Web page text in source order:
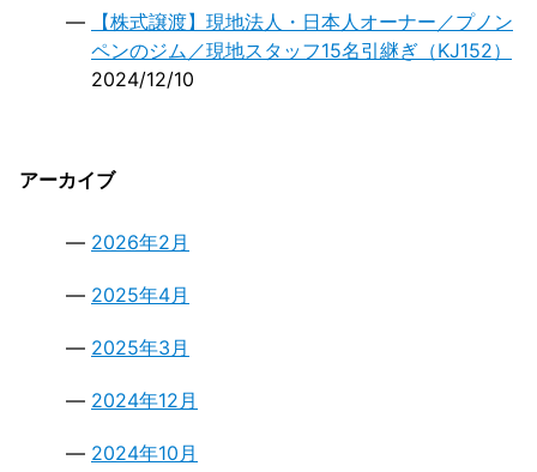
【株式譲渡】現地法人・日本人オーナー／プノン
ペンのジム／現地スタッフ15名引継ぎ（KJ152）
2024/12/10
アーカイブ
2026年2月
2025年4月
2025年3月
2024年12月
2024年10月